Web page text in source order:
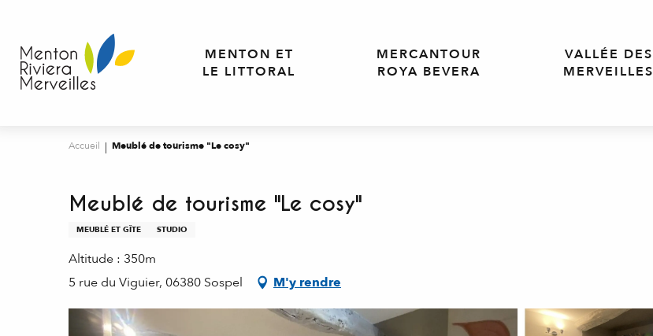
contenu
principal
MENTON ET
LE LITTORAL
MERCANTOUR
ROYA BEVERA
VALLÉE DES
MERVEILLES
Accueil Meublé de tourisme "Le cosy"
Meublé de tourisme "Le cosy"
MEUBLÉ ET GÎTE STUDIO
Altitude : 350m
5 rue du Viguier, 06380 Sospel
M'y rendre